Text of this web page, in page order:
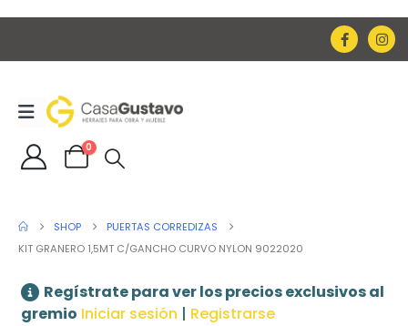
0
SHOP
PUERTAS CORREDIZAS
KIT GRANERO 1,5MT C/GANCHO CURVO NYLON 9022020
Regístrate para ver los precios exclusivos al
gremio Iniciar sesión | Registrarse